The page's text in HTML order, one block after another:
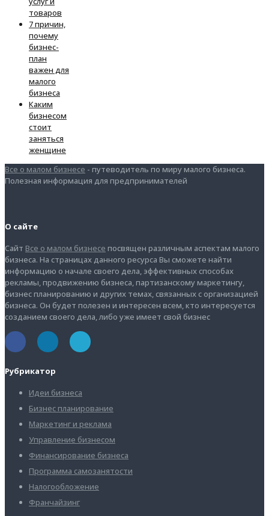
товаров
7 причин,
почему
бизнес-
план
важен для
малого
бизнеса
Каким
бизнесом
стоит
заняться
женщине
Все о малом бизнесе - путеводитель по миру малого бизнеса.
Полезная информация для предпринимателей
О сайте
Сайт Все о малом бизнесе посвящен различным аспектам малого
бизнеса. На страницах данного ресурса Вы сможете найти
информацию о начале своего дела, эффективных способах
рекламы, продвижению бизнеса, партизанскому маркетингу,
бизнес планированию и других темах, связанных с организацией
бизнеса. Он будет полезен и интересен всем, кто интересуется
созданием своего дела, либо уже имеет свой бизнес
Рубрикатор
Идеи бизнеса
Бизнес планирование
Маркетинг и реклама
Управление бизнесом
Финансирование бизнеса
Программа самозанятости
Налогообложение
Франчайзинг